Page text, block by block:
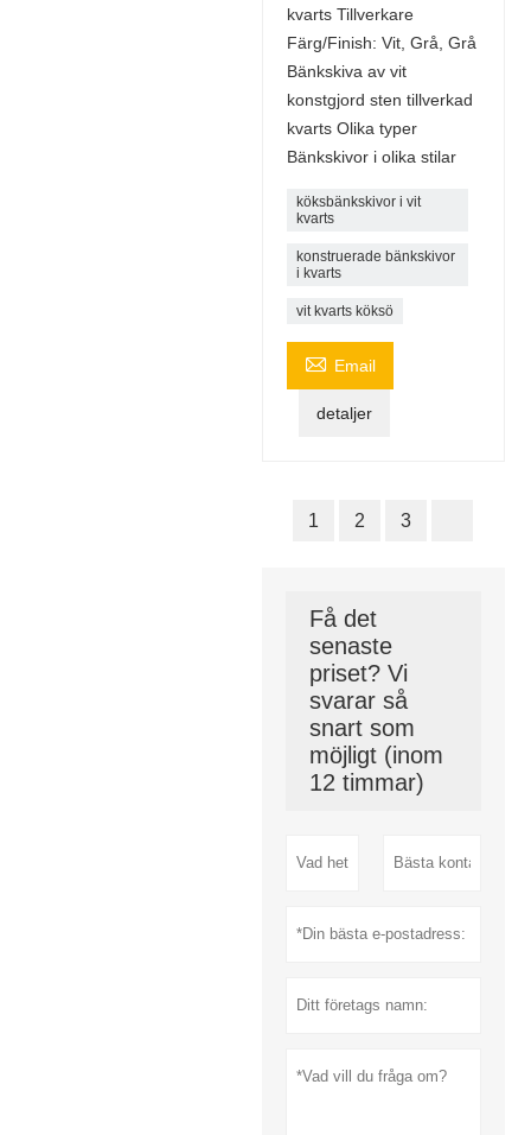
kvarts Tillverkare
Färg/Finish: Vit, Grå, Grå
Bänkskiva av vit
konstgjord sten tillverkad
kvarts Olika typer
Bänkskivor i olika stilar
köksbänkskivor i vit
kvarts
konstruerade bänkskivor
i kvarts
vit kvarts köksö
 Email
detaljer
1 2 3
Få det
senaste
priset? Vi
svarar så
snart som
möjligt (inom
12 timmar)